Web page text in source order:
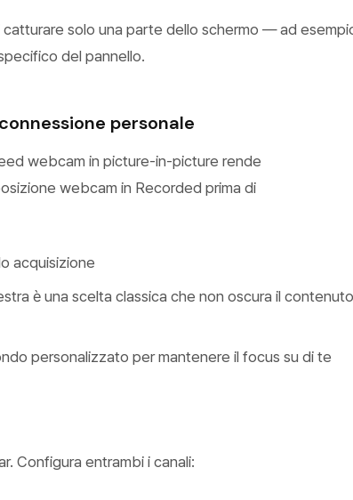
catturare solo una parte dello schermo — ad
del pannello.
personale
webcam in picture-in-picture rende
webcam in Recorded prima di
acquisizione
è una scelta classica che non oscura il contenuto
personalizzato per mantenere il focus su di te
Configura entrambi i canali: